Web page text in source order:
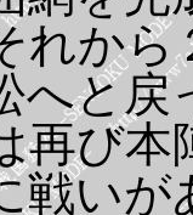
れから
へと戻
再び本
戦いが